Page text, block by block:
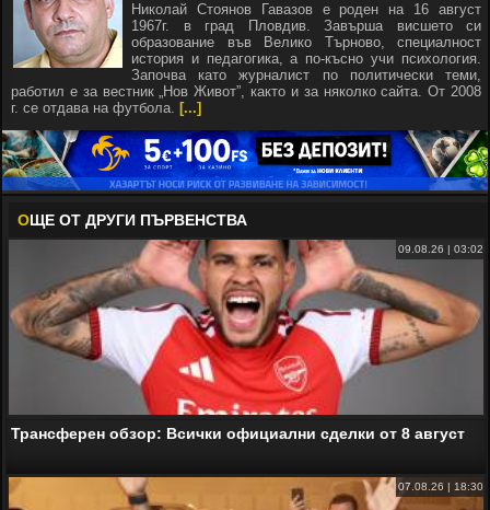
Николай Стоянов Гавазов е роден на 16 август
1967г. в град Пловдив. Завърша висшето си
образование във Велико Търново, специалност
история и педагогика, а по-късно учи психология.
Започва като журналист по политически теми,
работил е за вестник „Нов Живот”, както и за няколко сайта. От 2008
г. се отдава на футбола. [...]
ОЩЕ ОТ ДРУГИ ПЪРВЕНСТВА
09.08.26 | 03:02
Трансферен обзор: Всички официални сделки от 8 август
07.08.26 | 18:30